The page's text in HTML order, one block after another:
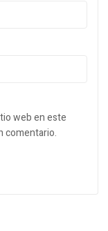
web en este
comentario.